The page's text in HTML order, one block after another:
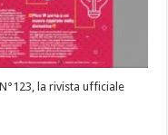
la rivista ufficiale